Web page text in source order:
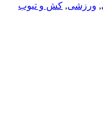
, ورزشی, کش و تیوب